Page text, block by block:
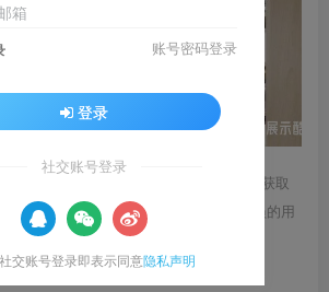
可能会有压缩，若文章提供下载服务，获取
印）可在下方下载； 2.没有百度网盘会员的用
得更快的下载速度。
箱
账号密码登录
登录
社交账号登录
交账号登录即表示同意隐私声明